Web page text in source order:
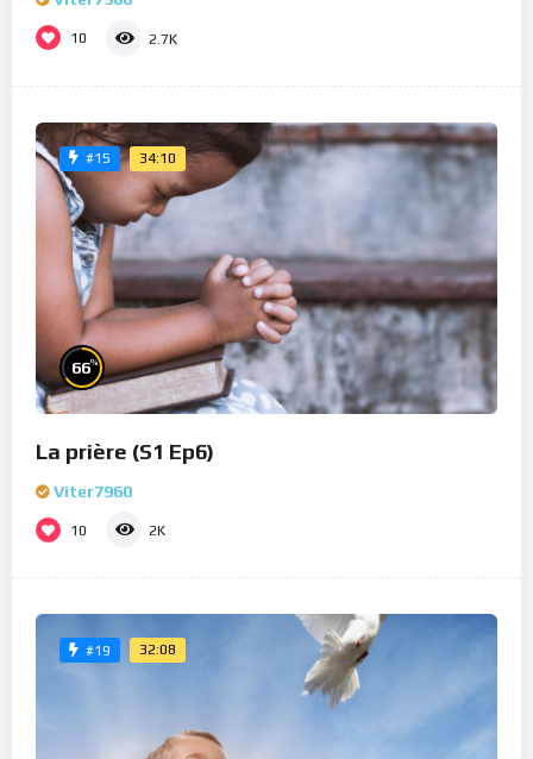
10 2.7K
#15 34:10
66%
La prière (S1 Ep6)
Viter7960
10 2K
#19 32:08